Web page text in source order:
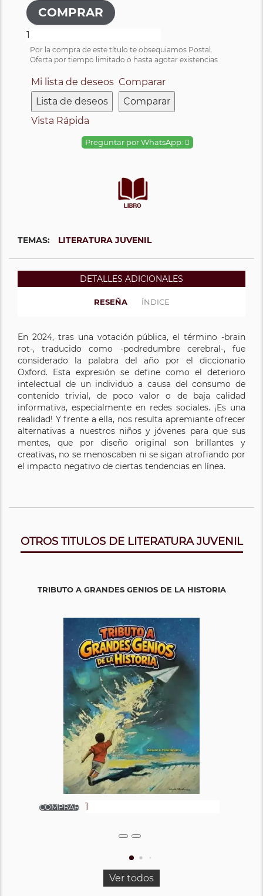
Por la compra de este título te obsequiamos Postal.
Oferta por tiempo limitado o hasta agotar existencias
Mi lista de deseos
Lista de deseos
Comparar
Comparar
Vista Rápida
Preguntar por WhatsApp:
TEMAS: LITERATURA JUVENIL
DETALLES ADICIONALES
RESEÑA ÍNDICE
En 2024, tras una votación pública, el término -brain
rot-, traducido como -podredumbre cerebral-, fue
considerado la palabra del año por el diccionario
Oxford. Esta expresión se define como el deterioro
intelectual de un individuo a causa del consumo de
contenido trivial, de poco valor o de baja calidad
informativa, especialmente en redes sociales. ¡Es una
realidad! Y frente a ella, nos resulta apremiante ofrecer
alternativas a nuestros niños y jóvenes para que sus
mentes, que por diseño original son brillantes y
creativas, no se menoscaben ni se sigan atrofiando por
el impacto negativo de ciertas tendencias en línea.
OTROS TITULOS DE LITERATURA JUVENIL
TRIBUTO A GRANDES GENIOS DE LA HISTORIA
Ver todos